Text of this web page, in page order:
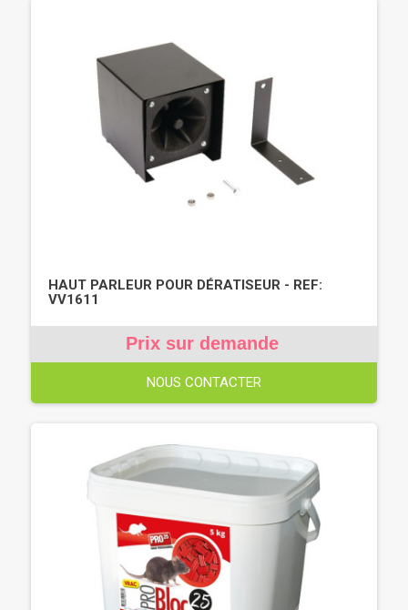
HAUT PARLEUR POUR DÉRATISEUR - REF:
VV1611
Prix sur demande
NOUS CONTACTER